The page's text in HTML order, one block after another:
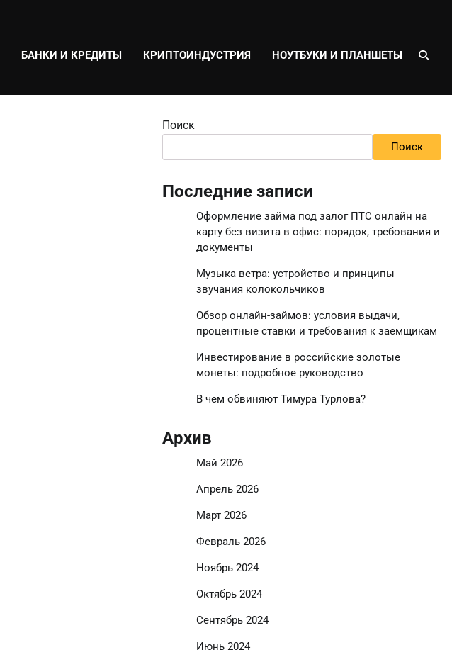
БАНКИ И КРЕДИТЫ КРИПТОИНДУСТРИЯ НОУТБУКИ И ПЛАНШЕТЫ
Поиск
Поиск
Последние записи
Оформление займа под залог ПТС онлайн на
карту без визита в офис: порядок, требования и
документы
Музыка ветра: устройство и принципы
звучания колокольчиков
Обзор онлайн-займов: условия выдачи,
процентные ставки и требования к заемщикам
Инвестирование в российские золотые
монеты: подробное руководство
В чем обвиняют Тимура Турлова?
Архив
Май 2026
Апрель 2026
Март 2026
Февраль 2026
Ноябрь 2024
Октябрь 2024
Сентябрь 2024
Июнь 2024